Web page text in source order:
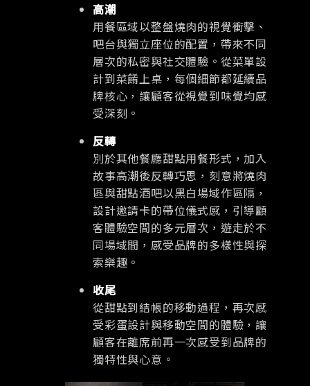
高潮
用餐區域以整盤燒肉的視覺衝擊、
吧台與獨立座位的配置，帶來不同
層次的私密與社交體驗。從菜單設
計到菜餚上桌，每個細節都延續品
牌核心，讓顧客從視覺到味覺均感
受深刻。
反轉
別於其他餐廳甜點用餐形式，加入
故事高潮後反轉巧思，刻意將燒肉
區與甜點酒吧以黑白場域作區隔，
設計邀請卡的帶位儀式感，引導顧
客體驗空間的多元層次，遊走於不
同場域間，感受品牌的多樣性與探
索樂趣。
收尾
從甜點到結帳的移動過程，再次感
受彩蛋設計與移動空間的體驗，讓
顧客在離席前再一次感受到品牌的
獨特性與心意。